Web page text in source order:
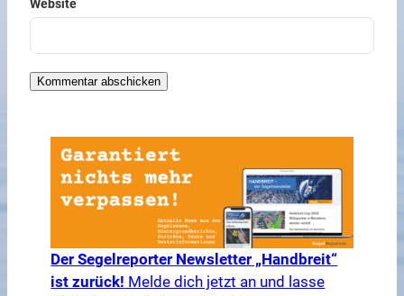
Website
Der Segelreporter Newsletter „Handbreit“
ist zurück! Melde dich jetzt an und lasse